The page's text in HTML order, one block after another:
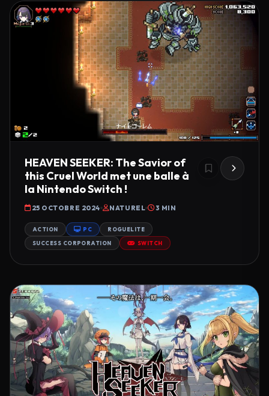
HEAVEN SEEKER: The Savior of
this Cruel World met une balle à
la Nintendo Switch !
25 OCTOBRE 2024 NATUREL 3 MIN
ACTION PC ROGUELITE
SUCCESS CORPORATION SWITCH